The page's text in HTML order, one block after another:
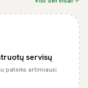
servisų
pateiks artimiausi